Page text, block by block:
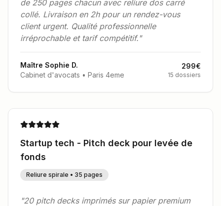
de 250 pages chacun avec reliure dos carré
collé. Livraison en 2h pour un rendez-vous
client urgent. Qualité professionnelle
irréprochable et tarif compétitif."
Maître Sophie D.
Cabinet d'avocats • Paris 4eme
299€
15 dossiers
Startup tech - Pitch deck pour levée de
fonds
Reliure spirale • 35 pages
"20 pitch decks imprimés sur papier premium